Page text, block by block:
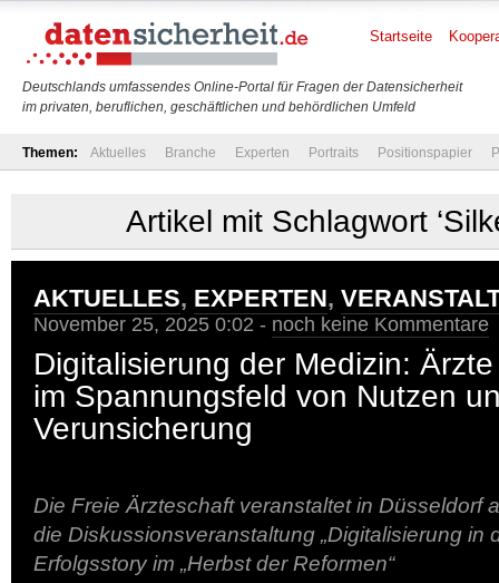
Deutschlands umfassendes Online-Portal für Fragen der Datensicherheit
im privaten, beruflichen, geschäftlichen und behördlichen Umfeld
Startseite
Themen: Aktuelles Branche Experten Portraits Positionspapier
Artikel mit Schlagwort
AKTUELLES, EXPERTEN,
November 25, 2025 0:02 - noch keine Kommentare
Digitalisierung der Medizin:
im Spannungsfeld von Nutzen
Verunsicherung
Die Freie Ärzteschaft veranstaltet in Düsseldorf
die Diskussionsveranstaltung „Digitalisierung in
Erfolgsstory im „Herbst der Reformen“